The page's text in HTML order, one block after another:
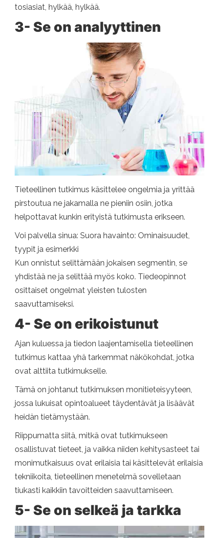
tosiasiat, hylkää, hylkää.
3- Se on analyyttinen
Tieteellinen tutkimus käsittelee ongelmia ja yrittää
pirstoutua ne jakamalla ne pieniin osiin, jotka
helpottavat kunkin erityistä tutkimusta erikseen.
Voi palvella sinua: Suora havainto: Ominaisuudet,
tyypit ja esimerkki
Kun onnistut selittämään jokaisen segmentin, se
yhdistää ne ja selittää myös koko. Tiedeopinnot
osittaiset ongelmat yleisten tulosten
saavuttamiseksi.
4- Se on erikoistunut
Ajan kuluessa ja tiedon laajentamisella tieteellinen
tutkimus kattaa yhä tarkemmat näkökohdat, jotka
ovat alttiita tutkimukselle.
Tämä on johtanut tutkimuksen monitieteisyyteen,
jossa lukuisat opintoalueet täydentävät ja lisäävät
heidän tietämystään.
Riippumatta siitä, mitkä ovat tutkimukseen
osallistuvat tieteet, ja vaikka niiden kehitysasteet tai
monimutkaisuus ovat erilaisia ​​tai käsittelevät erilaisia
​​tekniikoita, tieteellinen menetelmä sovelletaan
tiukasti kaikkiin tavoitteiden saavuttamiseen.
5- Se on selkeä ja tarkka